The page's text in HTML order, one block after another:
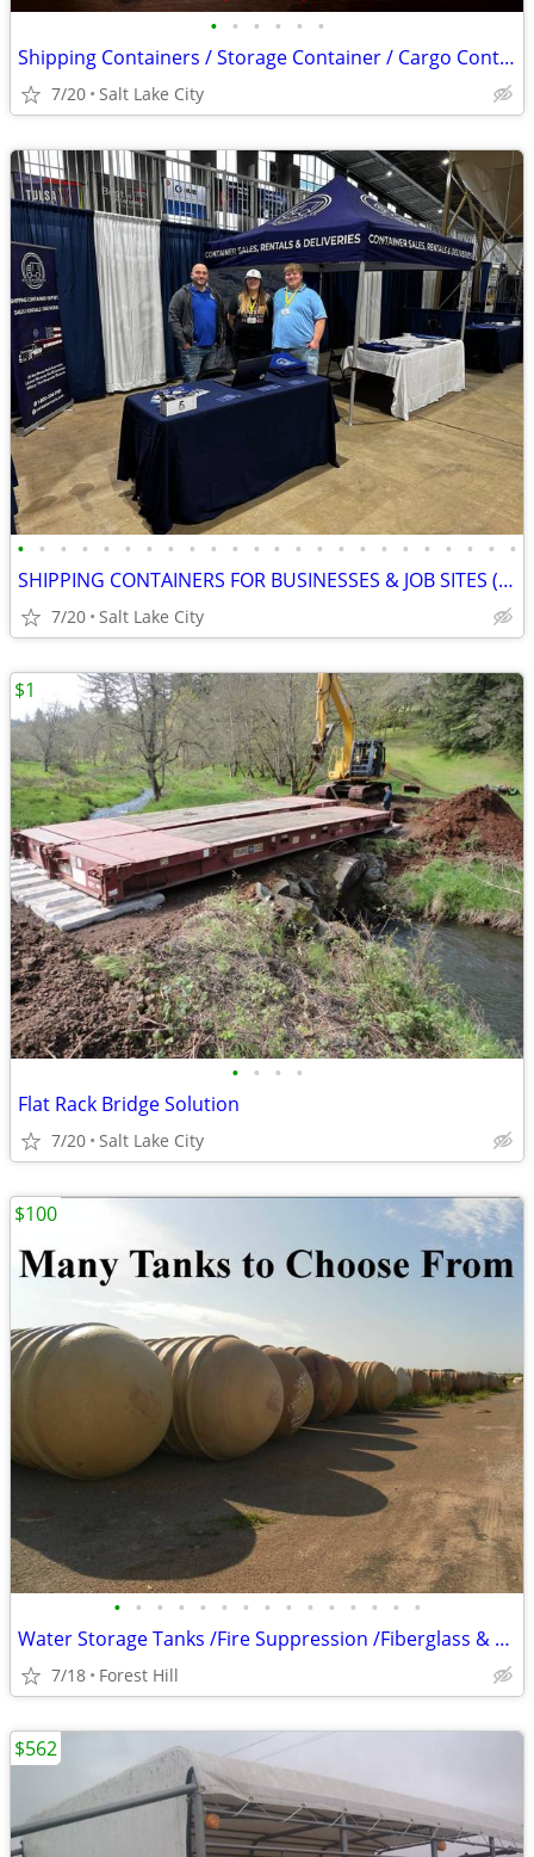
• • • • • •
Shipping Containers / Storage Container / Cargo Containers Conex Shed
7/20 Salt Lake City
• • • • • • • • • • • • • • • • • • • • • • • •
SHIPPING CONTAINERS FOR BUSINESSES & JOB SITES (385) 446-6148
7/20 Salt Lake City
• • • •
Flat Rack Bridge Solution
7/20 Salt Lake City
$1
• • • • • • • • • • • • • • •
Water Storage Tanks /Fire Suppression /Fiberglass & Steel
7/18 Forest Hill
$100
$562